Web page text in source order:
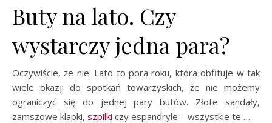
Buty na lato. Czy
wystarczy jedna para?
Oczywiście, że nie. Lato to pora roku, która obfituje w tak
wiele okazji do spotkań towarzyskich, że nie możemy
ograniczyć się do jednej pary butów. Złote sandały,
zamszowe klapki, szpilki czy espandryle – wszystkie te …